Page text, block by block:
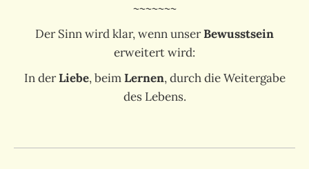
~~~~~~~
Der Sinn wird klar, wenn unserBewusstsein
erweitert wird:
In derLiebe, beimLernen, durch die Weitergabe
des Lebens.